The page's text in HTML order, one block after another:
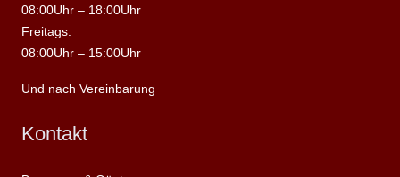
08:00Uhr – 18:00Uhr
Freitags:
08:00Uhr – 15:00Uhr
Und nach Vereinbarung
Kontakt